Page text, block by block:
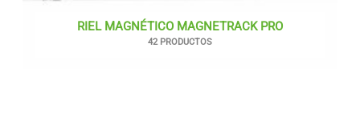
RIEL MAGNÉTICO MAGNETRACK PRO
42 PRODUCTOS